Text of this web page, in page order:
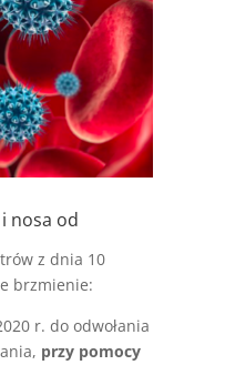
nosa od
z dnia 10
brzmienie:
r. do odwołania
przy pomocy